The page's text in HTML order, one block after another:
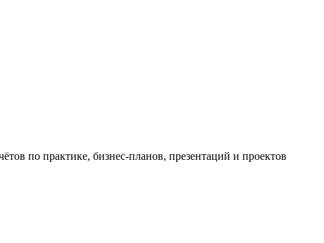
по практике, бизнес-планов, презентаций и проектов